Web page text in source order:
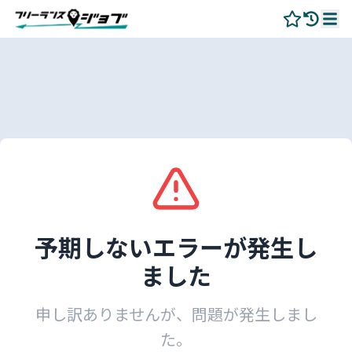
予期しないエラーが発生し
ました
申し訳ありませんが、問題が発生しまし
た。